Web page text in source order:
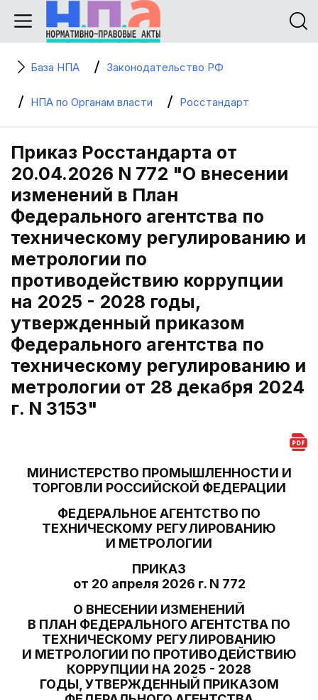
База НПА Законодательство РФ
НПА по Органам власти Росстандарт
Приказ Росстандарта от
20.04.2026 N 772 "О внесении
изменений в План
Федерального агентства по
техническому регулированию и
метрологии по
противодействию коррупции
на 2025 - 2028 годы,
утвержденный приказом
Федерального агентства по
техническому регулированию и
метрологии от 28 декабря 2024
г. N 3153"
МИНИСТЕРСТВО ПРОМЫШЛЕННОСТИ И
ТОРГОВЛИ РОССИЙСКОЙ ФЕДЕРАЦИИ
ФЕДЕРАЛЬНОЕ АГЕНТСТВО ПО
ТЕХНИЧЕСКОМУ РЕГУЛИРОВАНИЮ
И МЕТРОЛОГИИ
ПРИКАЗ
от 20 апреля 2026 г. N 772
О ВНЕСЕНИИ ИЗМЕНЕНИЙ
В ПЛАН ФЕДЕРАЛЬНОГО АГЕНТСТВА ПО
ТЕХНИЧЕСКОМУ РЕГУЛИРОВАНИЮ
И МЕТРОЛОГИИ ПО ПРОТИВОДЕЙСТВИЮ
КОРРУПЦИИ НА 2025 - 2028
ГОДЫ, УТВЕРЖДЕННЫЙ ПРИКАЗОМ